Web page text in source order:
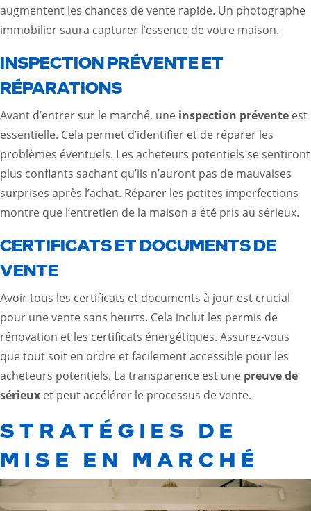
augmentent les chances de vente rapide. Un photographe
immobilier saura capturer l’essence de votre maison.
INSPECTION PRÉVENTE ET
RÉPARATIONS
Avant d’entrer sur le marché, une inspection prévente est
essentielle. Cela permet d’identifier et de réparer les
problèmes éventuels. Les acheteurs potentiels se sentiront
plus confiants sachant qu’ils n’auront pas de mauvaises
surprises après l’achat. Réparer les petites imperfections
montre que l’entretien de la maison a été pris au sérieux.
CERTIFICATS ET DOCUMENTS DE
VENTE
Avoir tous les certificats et documents à jour est crucial
pour une vente sans heurts. Cela inclut les permis de
rénovation et les certificats énergétiques. Assurez-vous
que tout soit en ordre et facilement accessible pour les
acheteurs potentiels. La transparence est une preuve de
sérieux et peut accélérer le processus de vente.
STRATÉGIES DE
MISE EN MARCHÉ